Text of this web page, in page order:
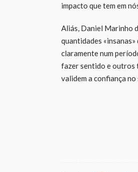
impacto que tem em
Aliás, Daniel Marinho
quantidades «insanas»
claramente num
fazer sentido e outros
validem a confiança